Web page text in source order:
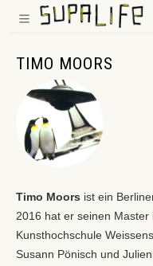
Zum Hauptinhalt springen
TIMO MOORS
Timo Moors ist ein
2016 hat er seinen
Kunsthochschule
Susann Pönisch und